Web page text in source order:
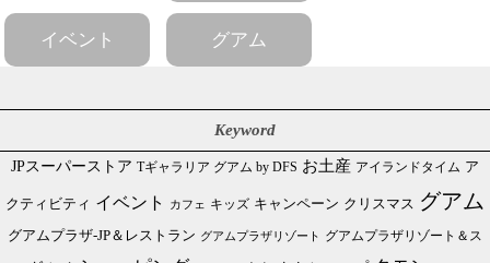
イベント グアム
Keyword
JPスーパーストア Tギャラリア グアム by DFS お土産 アイランドタイム ア
クティビティ イベント カフェ キッズ キャンペーン クリスマス グアム
グアムプラザ-JP＆レストラン グアムプラザリゾート グアムプラザリゾート＆ス